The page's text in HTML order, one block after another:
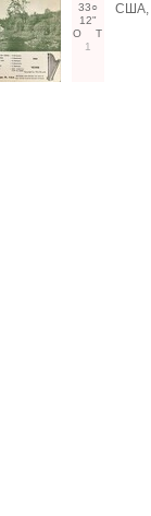
33○
12"
О
Т
1
США,